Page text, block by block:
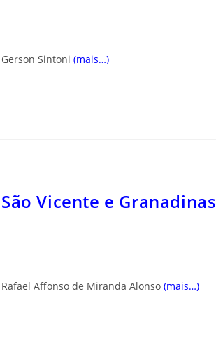
Gerson Sintoni (mais…)
São Vicente e Granadinas
Rafael Affonso de Miranda Alonso (mais…)